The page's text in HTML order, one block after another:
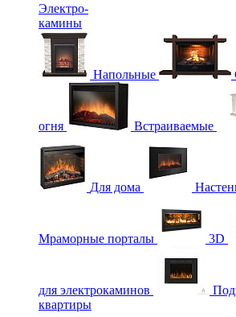
Электро-
камины
Напольные
огня Встраиваемые
Для дома
Мраморные порталы 3D
для электрокаминов
квартиры